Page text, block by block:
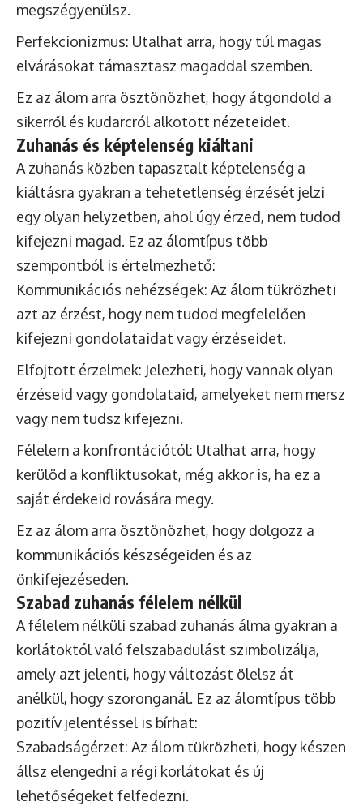
megszégyenülsz.
Perfekcionizmus: Utalhat arra, hogy túl magas
elvárásokat támasztasz magaddal szemben.
Ez az álom arra ösztönözhet, hogy átgondold a
sikerről és kudarcról alkotott nézeteidet.
Zuhanás és képtelenség kiáltani
A zuhanás közben tapasztalt képtelenség a
kiáltásra gyakran a tehetetlenség érzését jelzi
egy olyan helyzetben, ahol úgy érzed, nem tudod
kifejezni magad. Ez az álomtípus több
szempontból is értelmezhető:
Kommunikációs nehézségek: Az álom tükrözheti
azt az érzést, hogy nem tudod megfelelően
kifejezni gondolataidat vagy érzéseidet.
Elfojtott érzelmek: Jelezheti, hogy vannak olyan
érzéseid vagy gondolataid, amelyeket nem mersz
vagy nem tudsz kifejezni.
Félelem a konfrontációtól: Utalhat arra, hogy
kerülöd a konfliktusokat, még akkor is, ha ez a
saját érdekeid rovására megy.
Ez az álom arra ösztönözhet, hogy dolgozz a
kommunikációs készségeiden és az
önkifejezéseden.
Szabad zuhanás félelem nélkül
A félelem nélküli szabad zuhanás álma gyakran a
korlátoktól való felszabadulást szimbolizálja,
amely azt jelenti, hogy változást ölelsz át
anélkül, hogy szoronganál. Ez az álomtípus több
pozitív jelentéssel is bírhat:
Szabadságérzet: Az álom tükrözheti, hogy készen
állsz elengedni a régi korlátokat és új
lehetőségeket felfedezni.